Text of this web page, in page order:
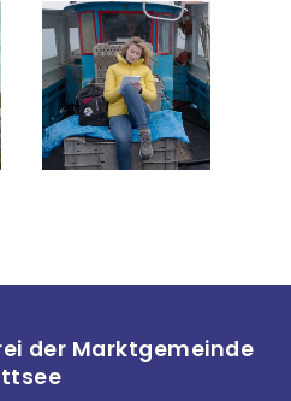
der Marktgemeinde